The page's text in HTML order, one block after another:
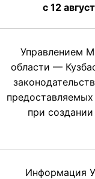
с 12
Управлением
области —
при
Информация